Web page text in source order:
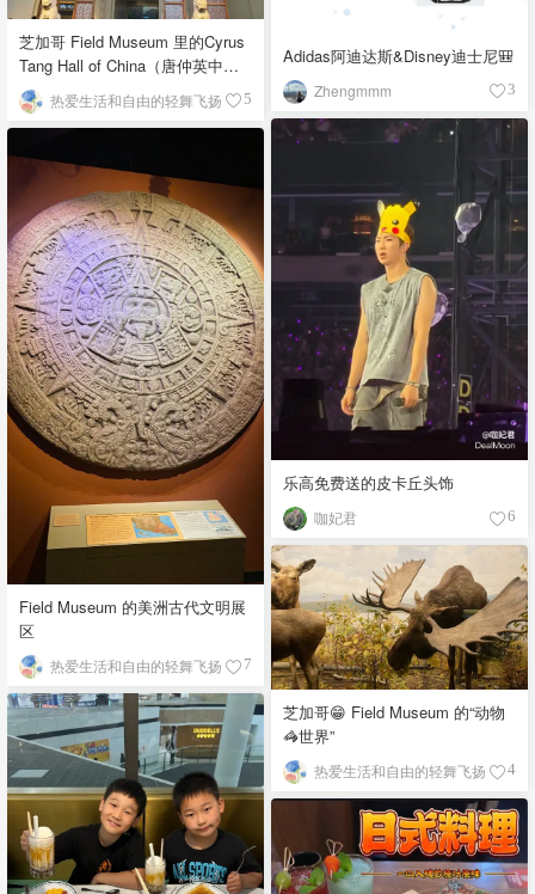
Adidas阿迪达斯&Disney迪士尼🎒
Zhengmmm 3
芝加哥 Field Museum 里的Cyrus
Tang Hall of China（唐仲英中国
馆） 热爱生活和自由的轻舞飞扬 5
乐高免费送的皮卡丘头饰
咖妃君 6
Field Museum 的美洲古代文明展
区
热爱生活和自由的轻舞飞扬 7
芝加哥😁 Field Museum 的“动物
🦓世界”
热爱生活和自由的轻舞飞扬 4